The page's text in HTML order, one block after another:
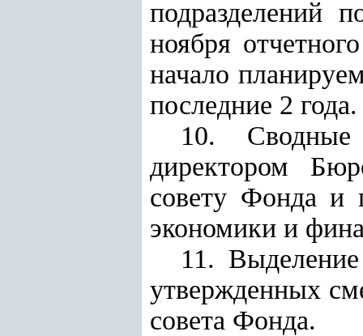
подразделений
ноября
начало
последние 2 года.
10.
директором
совету Фонда и
экономики и
11.
утвержденных
совета Фонда.